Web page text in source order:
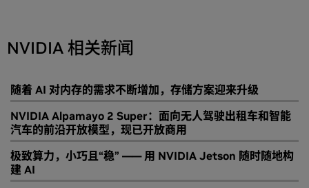
NVIDIA 相关新闻
随着 AI 对内存的需求不断增加，存储方案迎来升级
NVIDIA Alpamayo 2 Super：面向无人驾驶出租车和智能
汽车的前沿开放模型，现已开放商用
极致算力，小巧且“稳” —— 用 NVIDIA Jetson 随时随地构
建 AI